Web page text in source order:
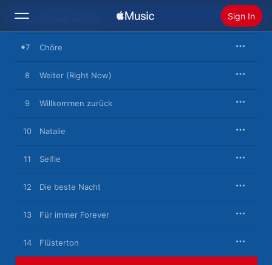
Sign In
6
7 Chöre
8 Weiter (Right Now)
9 Willkommen zurück
10 Natalie
11 Selfie
12 Die beste Nacht
13 Für immer Forever
14 Flüsterton